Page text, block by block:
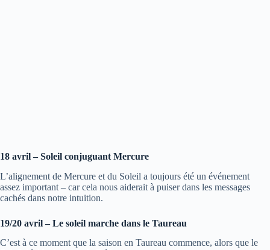
18 avril – Soleil conjuguant Mercure
L’alignement de Mercure et du Soleil a toujours été un événement
assez important – car cela nous aiderait à puiser dans les messages
cachés dans notre intuition.
19/20 avril – Le soleil marche dans le Taureau
C’est à ce moment que la saison en Taureau commence, alors que le